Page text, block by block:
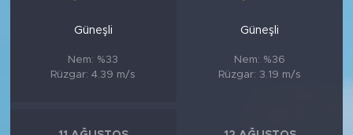
Güneşli
Nem: %33
Rüzgar: 4.39 m/s
Güneşli
Nem: %36
Rüzgar: 3.19 m/s